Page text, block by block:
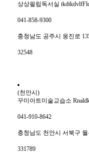
상상필립독서실
041-858-9300
충청남도 공주시 웅진로
32548
(천안시)
꾸미아트미술교습소
041-910-8642
충청남도 천안시 서북구
331789